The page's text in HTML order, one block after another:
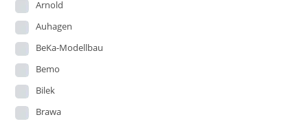
Straßenbahn
US-Modelle
Wagen
Arnold
Auhagen
BeKa-Modellbau
Bemo
Bilek
Brawa